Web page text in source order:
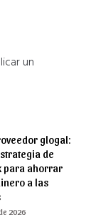
un
glogal:
de
para ahorrar
a las
2026